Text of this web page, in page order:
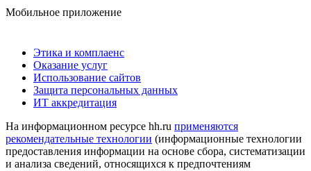
Мобильное приложение
Этика и комплаенс
Оказание услуг
Использование сайтов
Защита персональных данных
ИТ аккредитация
На информационном ресурсе hh.ru применяются
рекомендательные технологии (информационные технологии
предоставления информации на основе сбора, систематизации
и анализа сведений, относящихся к предпочтениям